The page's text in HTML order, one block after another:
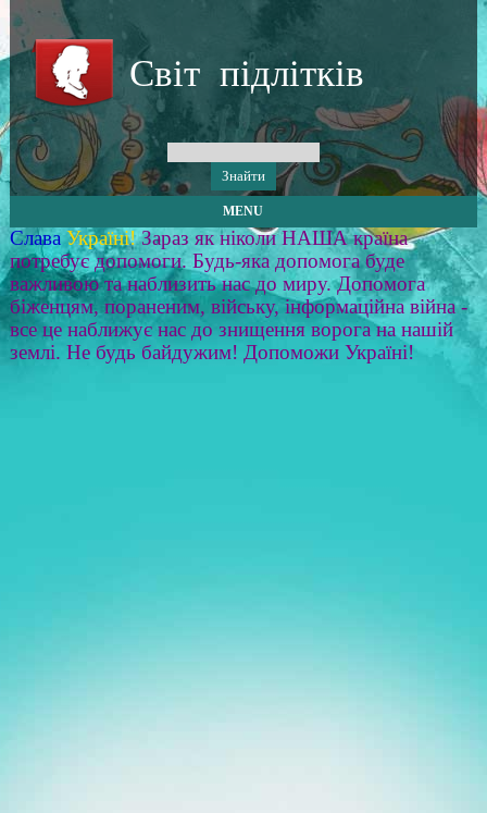
Світ підлітків
MENU
Слава Україні! Зараз як ніколи НАША країна
потребує допомоги. Будь-яка допомога буде
важливою та наблизить нас до миру. Допомога
біженцям, пораненим, війську, інформаційна війна -
все це наближує нас до знищення ворога на нашій
землі. Не будь байдужим! Допоможи Україні!